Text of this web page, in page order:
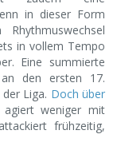
in dieser Form
in vollem Tempo
Eine summierte
den ersten 17.
Liga. Doch über
agiert weniger mit
frühzeitig,